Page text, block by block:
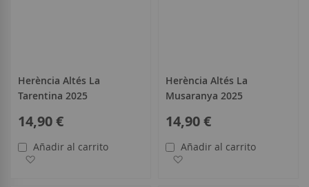
Herència Altés La
Tarentina 2025
14,90 €
Añadir al carrito
Herència Altés La
Musaranya 2025
14,90 €
Añadir al carrito